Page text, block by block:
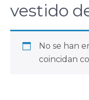
vestido
No se han
coincidan